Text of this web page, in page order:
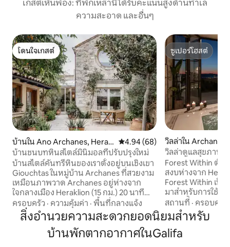
เกสต์เห็นพ้อง: ที่พักเหล่านี้ได้รับคะแนนสูงด้านทำเล
ความสะอาด และอื่นๆ
โดนใจเกสต์
โดนใจเกสต์
บ้านใน Ano Archanes, Herakl
ion, Crete
คะแนนเฉลี่ย 4.94 จาก 5, 68 รีวิว
4.94 (68)
บ้านชนบทหินสไตล์มินิมอลที่ปรับปรุงใหม่
บ้านสไตล์คันทรีหินของเราตั้งอยู่บนเชิงเขา
Giouchtas ในหมู่บ้าน Archanes ที่สวยงาม
เหมือนภาพวาด Archanes อยู่ห่างจาก
ใจกลางเมือง Heraklion (15 กม.) 20 นาที
ห่างจากสนามบินนานาชาติ Heraklion 15
นาทีห่างจากพระราชวัง Minoan ที่มีชื่อเสียง
ของ Knossos และห่างจากชายหาดที่
สวยงามมากมาย 20 นาที ตั้งอยู่ใน
ศูนย์กลางของภูมิภาคที่ผลิตไวน์ที่สำคัญ
ครอบครัว · ความคุ้มค่า · พื้นที่กลางแจ้ง
ซูเปอร์โฮสต์
ซูเปอร์โฮสต์
วิลล่าใน Archanes
วิลล่าดูแลสุขภาพส่
ในป่า
Forest Within ตั้ง
สงบห่างจาก
Forest Within เป็
มาสำหรับการใช้ชี
อย่างล้ำลึก บ้านพั
ตั้งอยู่บนที่ดินขนาด
ส่วนตัวเต็มรูปแบบ
เข้าพักได้สูงสุด 6
ตกแต่งภายในที่อ
สถานที่ · ครอบครัว
สิ่งอำนวยความสะดวกยอดนิยมสำหรับ
บ้านพักตากอากาศในGalifa